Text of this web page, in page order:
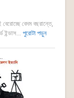
বেরোচ্ছে বেদম বছরান্তে,
ইন্ডাস... পুরোটা পড়ুন